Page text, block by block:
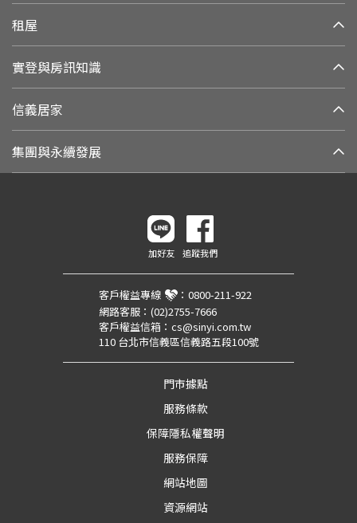
租屋
實登與房訊知識
信義居家
集團與永續發展
加好友 追蹤我們
客戶權益專線 ： 0800-211-922
網路客服： (02)2755-7666
客戶權益信箱： cs@sinyi.com.tw
110 台北市信義區信義路五段100號
門市據點
服務條款
保障隱私權聲明
服務保障
網站地圖
資源網站